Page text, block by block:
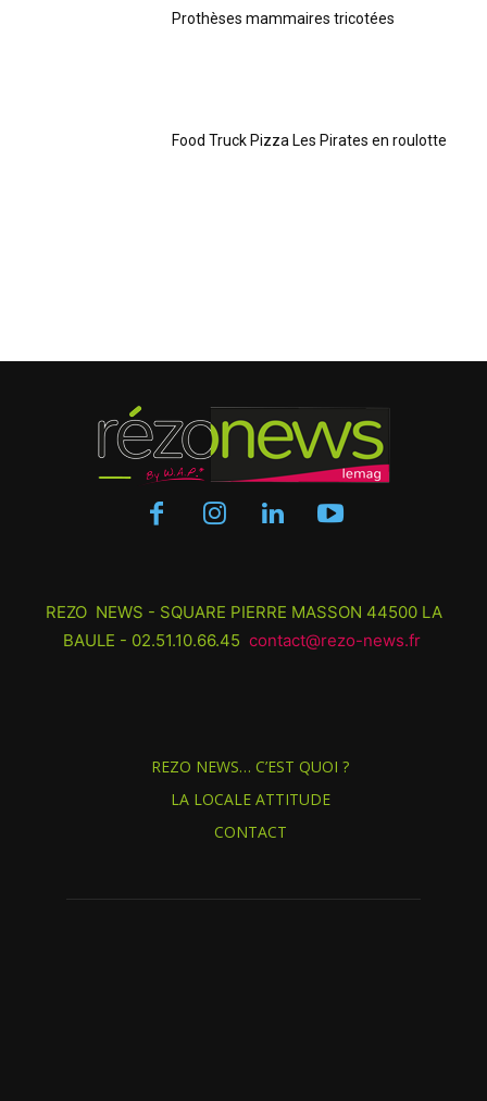
Prothèses mammaires tricotées
Food Truck Pizza Les Pirates en roulotte
REZO NEWS - SQUARE PIERRE MASSON 44500 LA
BAULE - 02.51.10.66.45 contact@rezo-news.fr
REZO NEWS… C’EST QUOI ?
LA LOCALE ATTITUDE
CONTACT